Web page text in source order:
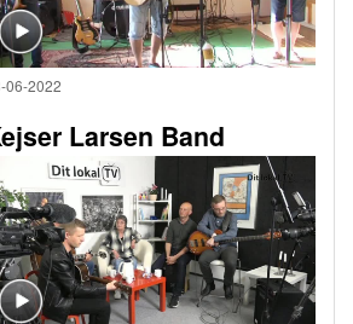
06-2022
Larsen Band